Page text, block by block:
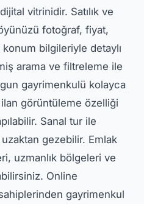
vitrinidir. Satılık ve
fotoğraf, fiyat,
konum bilgileriyle detaylı
arama ve filtreleme ile
gayrimenkulü kolayca
görüntüleme özelliği
Sanal tur ile
gezebilir. Emlak
uzmanlık bölgeleri ve
Online
gayrimenkul